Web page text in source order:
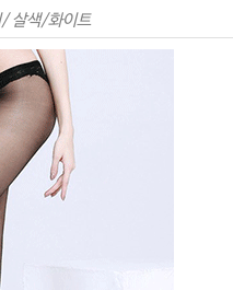
살색/화이트